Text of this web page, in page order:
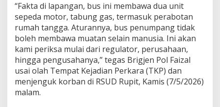
K
o
r
l
a
n
t
a
s
P
“Fakta di lapangan, bus ini membawa dua unit
sepeda motor, tabung gas, termasuk perabotan
rumah tangga. Aturannya, bus penumpang tidak
boleh membawa muatan selain manusia. Ini akan
kami periksa mulai dari regulator, perusahaan,
hingga pengusahanya,” tegas Brigjen Pol Faizal
usai olah Tempat Kejadian Perkara (TKP) dan
menjenguk korban di RSUD Rupit, Kamis (7/5/2026)
malam.